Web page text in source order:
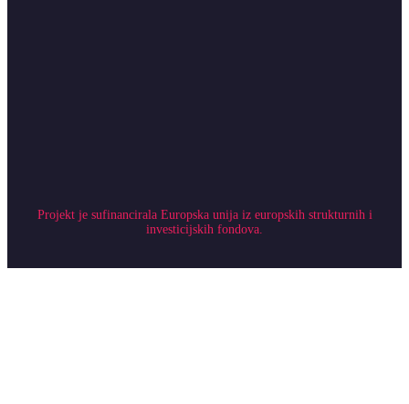
Projekt je sufinancirala Europska unija iz europskih strukturnih i
investicijskih fondova.